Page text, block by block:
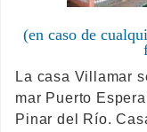
(en caso de
La casa Villamar
mar Puerto
Pinar del Río.